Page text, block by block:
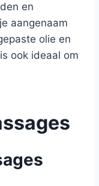
en
aangenaam
olie en
ook ideaal om